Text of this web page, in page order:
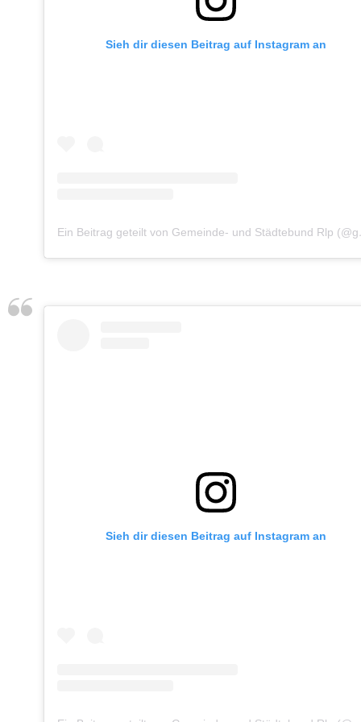
Sieh dir diesen Beitrag auf Instagram an
Ein
Sieh dir diesen Beitrag auf Instagram an